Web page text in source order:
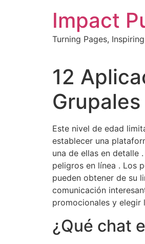
Impact
Turning Pages,
12
Grupales
Este nivel de edad
establecer una
una de ellas en detalle
peligros en línea . Los
pueden obtener de su
comunicación
promocionales y elegir
¿Qué chat